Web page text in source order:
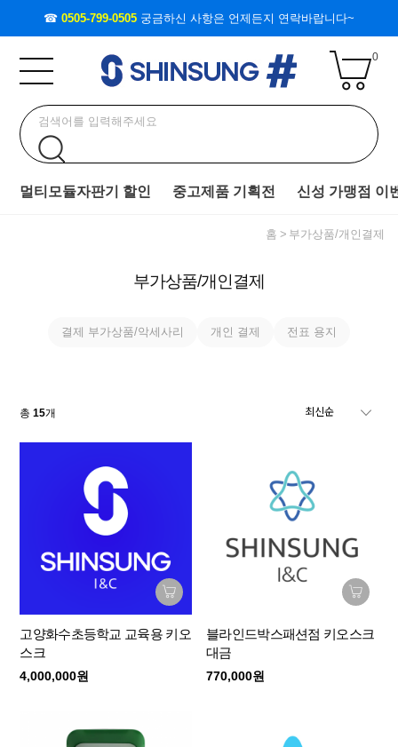
☎ 0505-799-0505 궁금하신 사항은 언제든지 연락바랍니다~
0
멀티모듈자판기 할인 중고제품 기획전 신성 가맹점 이
홈 부가상품/개인결제
부가상품/개인결제
결제 부가상품/악세사리 개인 결제 전표 용지
총15개
고양화수초등학교 교육용 키오
스크
4,000,000원
블라인드박스패션점 키오스크
대금
770,000원